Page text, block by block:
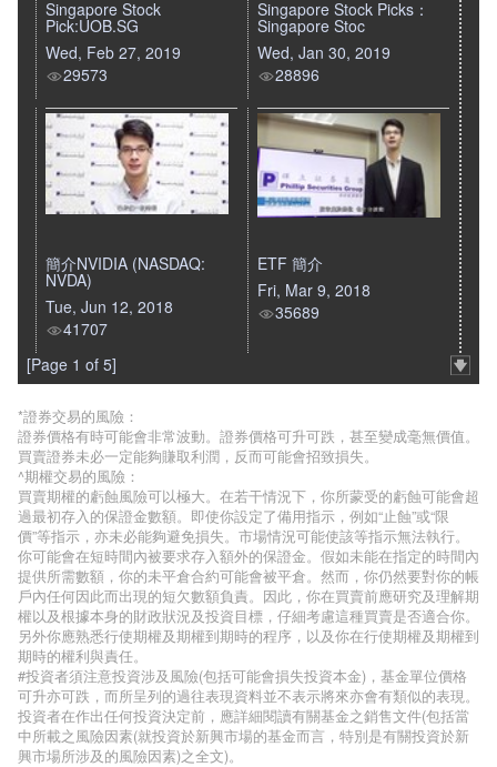
Singapore Stock
Pick:UOB.SG
Wed, Feb 27, 2019
29573
Singapore Stock Picks：
Singapore Stoc
Wed, Jan 30, 2019
28896
簡介NVIDIA (NASDAQ:
NVDA)
Tue, Jun 12, 2018
41707
ETF 簡介
Fri, Mar 9, 2018
35689
[Page 1 of 5]
*證券交易的風險：
證券價格有時可能會非常波動。證券價格可升可跌，甚至變成毫無價值。
買賣證券未必一定能夠賺取利潤，反而可能會招致損失。
^期權交易的風險：
買賣期權的虧蝕風險可以極大。在若干情況下，你所蒙受的虧蝕可能會超
過最初存入的保證金數額。即使你設定了備用指示，例如“止蝕”或“限
價”等指示，亦未必能夠避免損失。市場情況可能使該等指示無法執行。
你可能會在短時間內被要求存入額外的保證金。假如未能在指定的時間內
提供所需數額，你的未平倉合約可能會被平倉。然而，你仍然要對你的帳
戶內任何因此而出現的短欠數額負責。因此，你在買賣前應研究及理解期
權以及根據本身的財政狀況及投資目標，仔細考慮這種買賣是否適合你。
另外你應熟悉行使期權及期權到期時的程序，以及你在行使期權及期權到
期時的權利與責任。
#投資者須注意投資涉及風險(包括可能會損失投資本金)，基金單位價格
可升亦可跌，而所呈列的過往表現資料並不表示將來亦會有類似的表現。
投資者在作出任何投資決定前，應詳細閱讀有關基金之銷售文件(包括當
中所載之風險因素(就投資於新興市場的基金而言，特別是有關投資於新
興市場所涉及的風險因素)之全文)。